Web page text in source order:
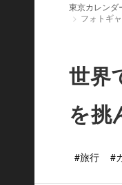
東京カレンダ
フォトギ
世界
を挑
#旅行 #